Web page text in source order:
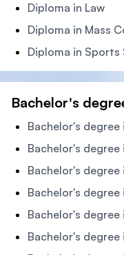
Diploma in Law
Diploma in Mass
Diploma in Sports
Bachelor's
Bachelor's
Bachelor's degree
Bachelor's
Bachelor's
Bachelor's degree
Bachelor's